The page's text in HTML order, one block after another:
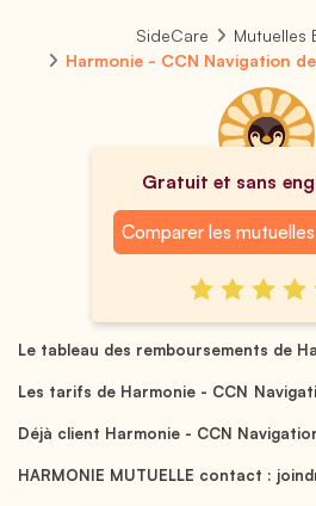
SideCare
Mutuelles
Harmonie - CCN Navigation
Gratuit et sans
Comparer les
Le tableau des remboursements de
Les tarifs de Harmonie - CCN
Déjà client Harmonie - CCN
HARMONIE MUTUELLE contact :